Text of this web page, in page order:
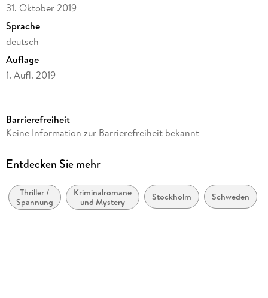
31. Oktober 2019
Sprache
deutsch
Auflage
1. Aufl. 2019
Laufzeit
Reihe
Autor/Autorin
Lars Kepler
Barrierefreiheit
Keine Information zur Barrierefreiheit bekannt
Entdecken Sie mehr
Thriller /
Spannung
Kriminalromane
und Mystery
Stockholm Schweden